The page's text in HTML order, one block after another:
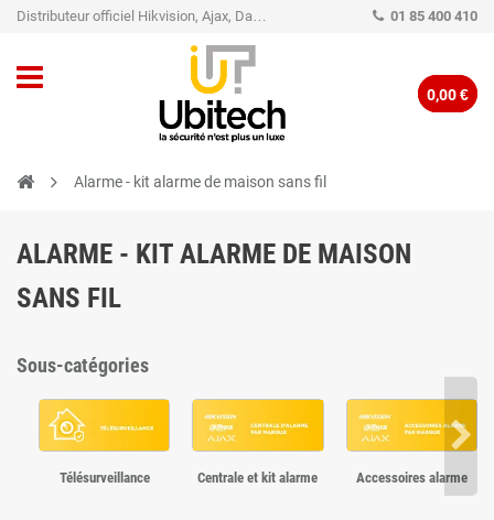
Distributeur officiel Hikvision, Ajax, Dahua, TP-Link - Caméra de vidéo surveillance - Alarme 01 85 400 410
0,00 €
Alarme - kit alarme de maison sans fil
ALARME - KIT ALARME DE MAISON
SANS FIL
Sous-catégories
Télésurveillance Centrale et kit alarme Accessoires alarme